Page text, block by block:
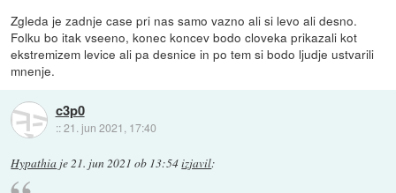
Zgleda je zadnje case pri nas samo vazno ali si levo ali desno.
Folku bo itak vseeno, konec koncev bodo cloveka prikazali kot
ekstremizem levice ali pa desnice in po tem si bodo ljudje ustvarili
mnenje.
c3p0
::21. jun 2021, 17:40
Hypathia je21. jun 2021 ob 13:54izjavil: